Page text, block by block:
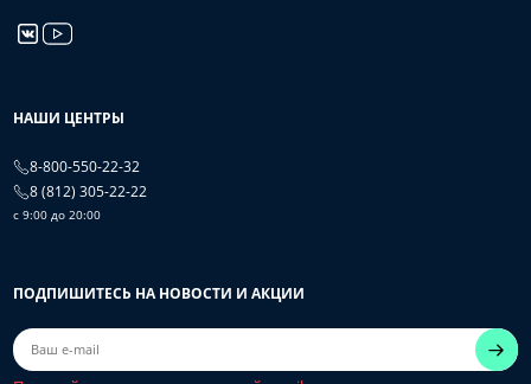
НАШИ ЦЕНТРЫ
8-800-550-22-32
8 (812) 305-22-22
с 9:00 до 20:00
ПОДПИШИТЕСЬ НА НОВОСТИ И АКЦИИ